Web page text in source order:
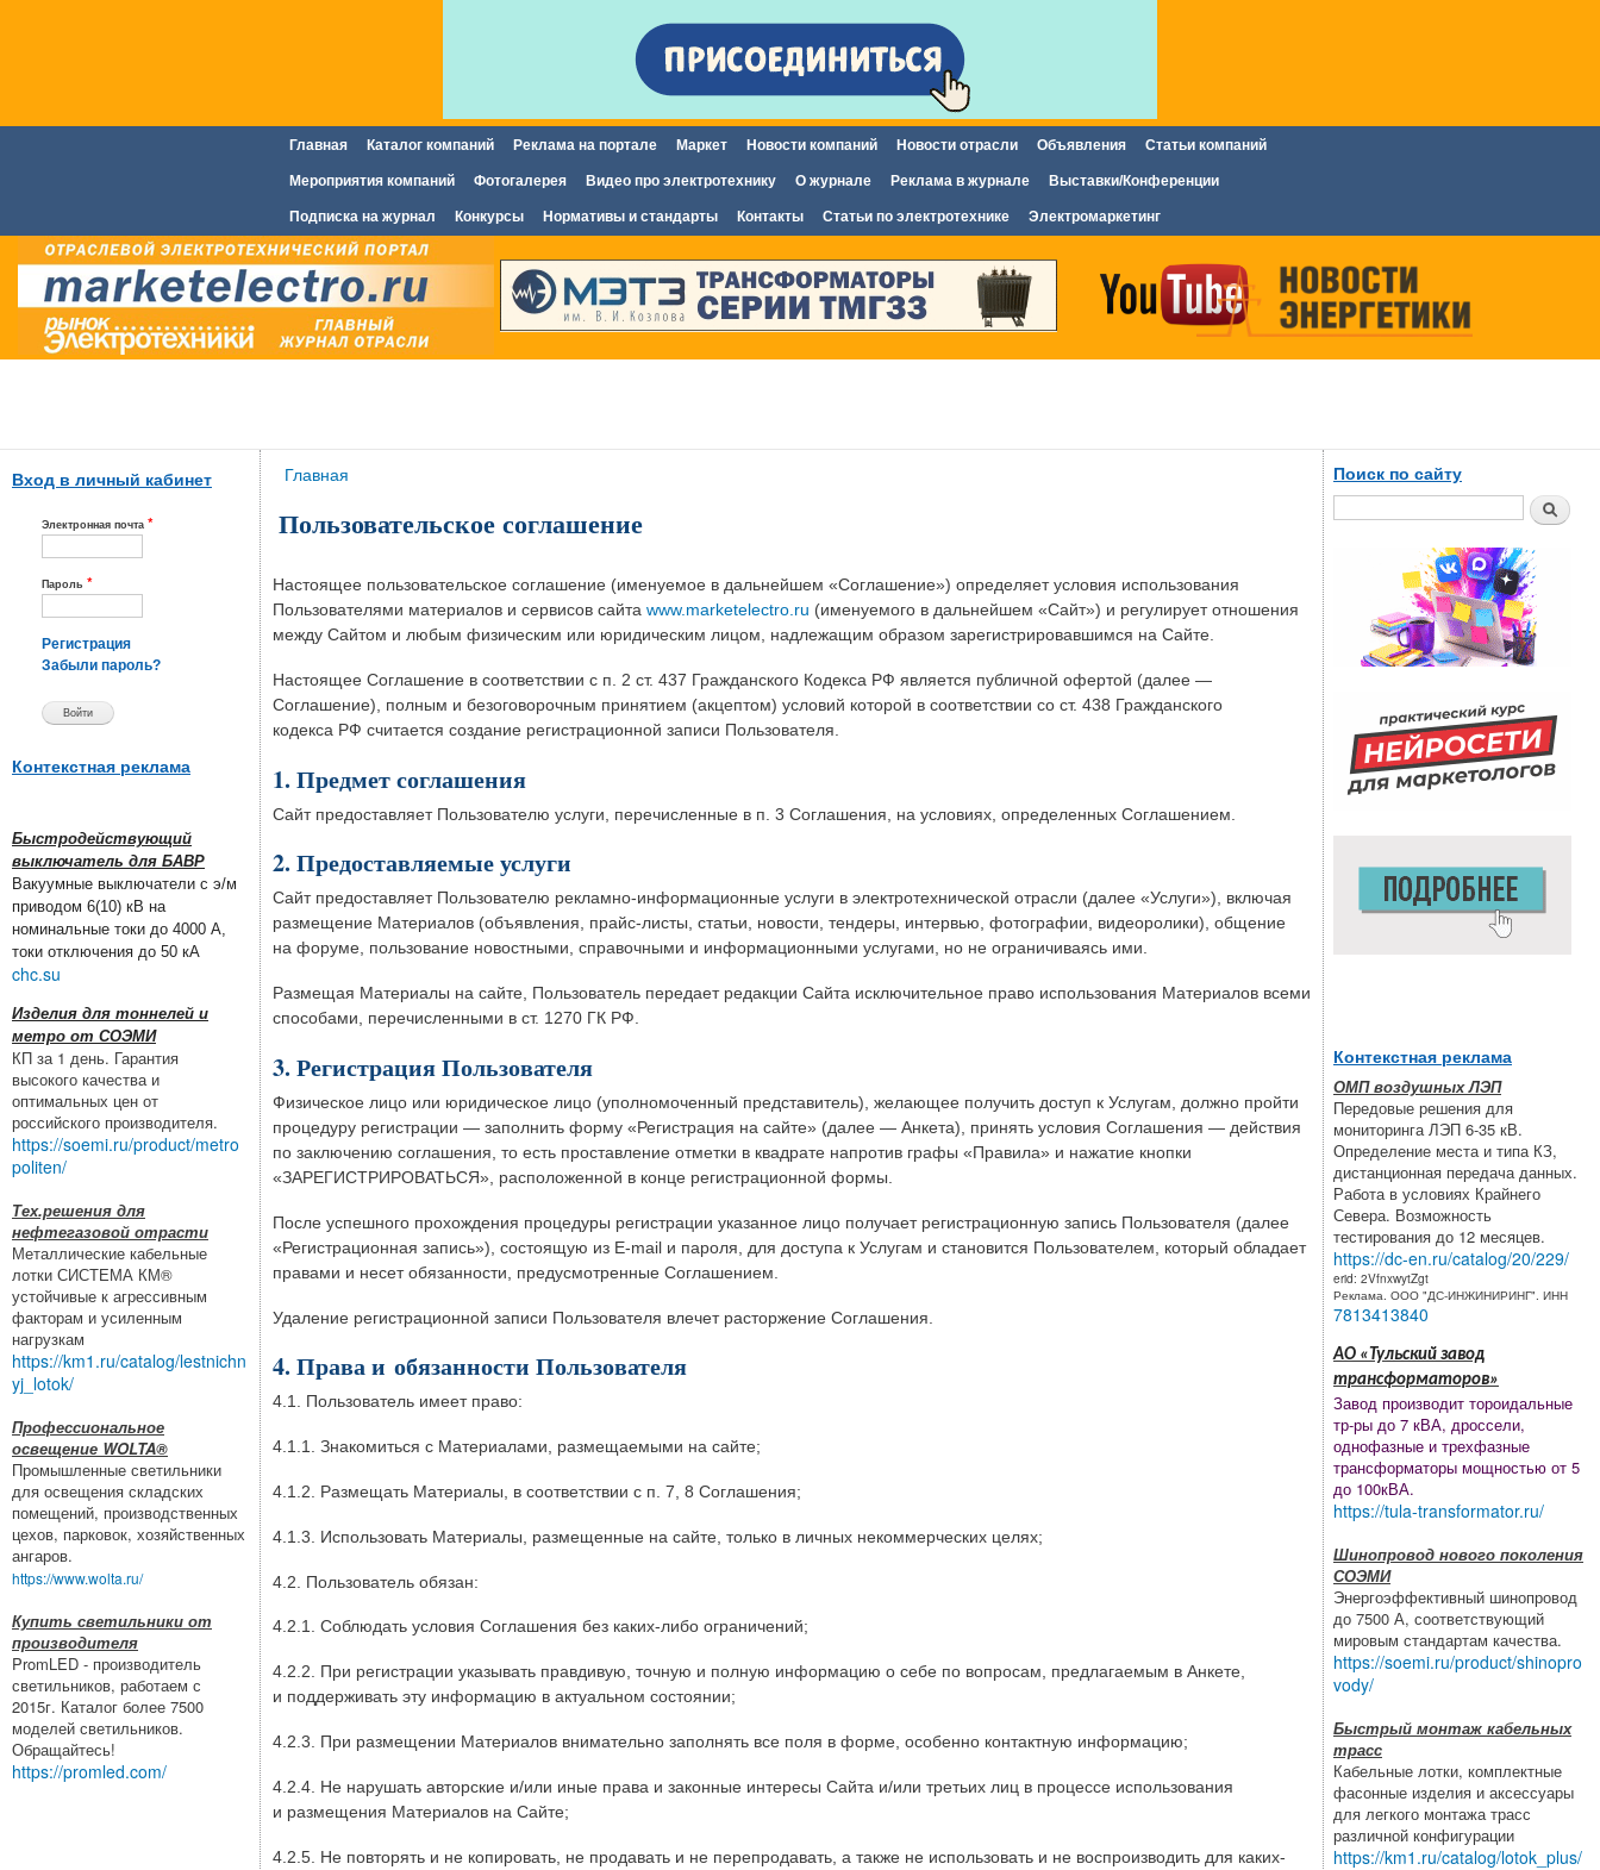
содержанию
Главное меню
Главная Каталог компаний Реклама на портале Маркет Новости компаний Новости отрасли Объявления Статьи компаний
Мероприятия компаний Фотогалерея Видео про электротехнику О журнале Реклама в журнале Выставки/Конференции
Подписка на журнал Конкурсы Нормативы и стандарты Контакты Статьи по электротехнике Электромаркетинг
Вход в личный кабинет
Электронная почта *
Пароль *
Регистрация
Забыли пароль?
Контекстная реклама
Быстродействующий
выключатель для БАВР
Вакуумные выключатели с э/м
приводом 6(10) кВ на
номинальные токи до 4000 А,
токи отключения до 50 кА
chc.su
Изделия для тоннелей и
метро от СОЭМИ
КП за 1 день. Гарантия
высокого качества и
оптимальных цен от
российского производителя.
https://soemi.ru/product/metro
politen/
Тех.решения для
нефтегазовой отрасти
Металлические кабельные
лотки СИСТЕМА КМ®
устойчивые к агрессивным
факторам и усиленным
нагрузкам
https://km1.ru/catalog/lestnichn
yj_lotok/
Профессиональное
освещение WOLTA®
Промышленные светильники
для освещения складских
помещений, производственных
цехов, парковок, хозяйственных
ангаров.
https://www.wolta.ru/
Купить светильники от
производителя
PromLED - производитель
светильников, работаем с
2015г. Каталог более 7500
моделей светильников.
Обращайтесь!
https://promled.com/
Вы здесь
Главная
Пользовательское соглашение
Настоящее пользовательское соглашение (именуемое в дальнейшем «Соглашение») определяет условия использования
Пользователями материалов и сервисов сайта www.marketelectro.ru (именуемого в дальнейшем «Сайт») и регулирует отношения
между Сайтом и любым физическим или юридическим лицом, надлежащим образом зарегистрировавшимся на Сайте.
Настоящее Соглашение в соответствии с п. 2 ст. 437 Гражданского Кодекса РФ является публичной офертой (далее —
Соглашение), полным и безоговорочным принятием (акцептом) условий которой в соответствии со ст. 438 Гражданского
кодекса РФ считается создание регистрационной записи Пользователя.
1. Предмет соглашения
Сайт предоставляет Пользователю услуги, перечисленные в п. 3 Соглашения, на условиях, определенных Соглашением.
2. Предоставляемые услуги
Сайт предоставляет Пользователю рекламно-информационные услуги в электротехнической отрасли (далее «Услуги»), включая
размещение Материалов (объявления, прайс-листы, статьи, новости, тендеры, интервью, фотографии, видеоролики), общение
на форуме, пользование новостными, справочными и информационными услугами, но не ограничиваясь ими.
Размещая Материалы на сайте, Пользователь передает редакции Сайта исключительное право использования Материалов всеми
способами, перечисленными в ст. 1270 ГК РФ.
3. Регистрация Пользователя
Физическое лицо или юридическое лицо (уполномоченный представитель), желающее получить доступ к Услугам, должно пройти
процедуру регистрации — заполнить форму «Регистрация на сайте» (далее — Анкета), принять условия Соглашения — действия
по заключению соглашения, то есть проставление отметки в квадрате напротив графы «Правила» и нажатие кнопки
«ЗАРЕГИСТРИРОВАТЬСЯ», расположенной в конце регистрационной формы.
После успешного прохождения процедуры регистрации указанное лицо получает регистрационную запись Пользователя (далее
«Регистрационная запись»), состоящую из E-mail и пароля, для доступа к Услугам и становится Пользователем, который обладает
правами и несет обязанности, предусмотренные Соглашением.
Удаление регистрационной записи Пользователя влечет расторжение Соглашения.
4. Права и обязанности Пользователя
4.1. Пользователь имеет право:
4.1.1. Знакомиться с Материалами, размещаемыми на сайте;
4.1.2. Размещать Материалы, в соответствии с п. 7, 8 Соглашения;
4.1.3. Использовать Материалы, размещенные на сайте, только в личных некоммерческих целях;
4.2. Пользователь обязан:
4.2.1. Соблюдать условия Соглашения без каких-либо ограничений;
4.2.2. При регистрации указывать правдивую, точную и полную информацию о себе по вопросам, предлагаемым в Анкете,
и поддерживать эту информацию в актуальном состоянии;
4.2.3. При размещении Материалов внимательно заполнять все поля в форме, особенно контактную информацию;
4.2.4. Не нарушать авторские и/или иные права и законные интересы Сайта и/или третьих лиц в процессе использования
и размещения Материалов на Сайте;
4.2.5. Не повторять и не копировать, не продавать и не перепродавать, а также не использовать и не воспроизводить для каких-
Поиск по сайту
Поиск
Контекстная реклама
ОМП воздушных ЛЭП
Передовые решения для
мониторинга ЛЭП 6-35 кВ.
Определение места и типа КЗ,
дистанционная передача данных.
Работа в условиях Крайнего
Севера. Возможность
тестирования до 12 месяцев.
https://dc-en.ru/catalog/20/229/
erid: 2VfnxwytZgt
Реклама. ООО "ДС-ИНЖИНИРИНГ". ИНН
7813413840
АО «Тульский завод
трансформаторов»
Завод производит тороидальные
тр-ры до 7 кВА, дроссели,
однофазные и трехфазные
трансформаторы мощностью от 5
до 100кВА.
https://tula-transformator.ru/
Шинопровод нового поколения
СОЭМИ
Энергоэффективный шинопровод
до 7500 А, соответствующий
мировым стандартам качества.
https://soemi.ru/product/shinopro
vody/
Быстрый монтаж кабельных
трасс
Кабельные лотки, комплектные
фасонные изделия и аксессуары
для легкого монтажа трасс
различной конфигурации
https://km1.ru/catalog/lotok_plus/